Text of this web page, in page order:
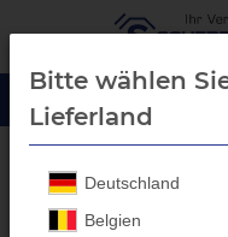
LKW / Unterflur Aluboxen
Bitte wählen
Lieferland
Deutschland
Belgien